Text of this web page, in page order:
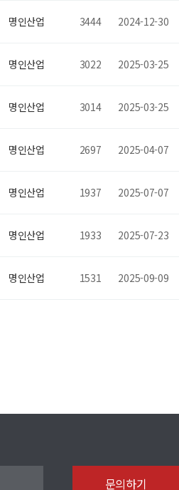
명인산업 3444 2024-12-30
명인산업 3022 2025-03-25
명인산업 3014 2025-03-25
명인산업 2697 2025-04-07
명인산업 1937 2025-07-07
명인산업 1933 2025-07-23
명인산업 1531 2025-09-09